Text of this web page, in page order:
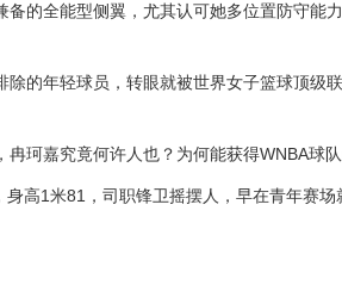
备的全能型侧翼，尤其认可她多位置防守能
除的年轻球员，转眼就被世界女子篮球顶级
珂嘉究竟何许人也？为何能获得WNBA球
高1米81，司职锋卫摇摆人，早在青年赛场